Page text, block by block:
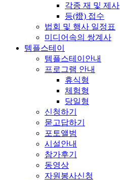
각종 재 및 제사
등(燈) 접수
법회 및 행사 일정표
미디어속의 쌍계사
템플스테이
템플스테이안내
프로그램 안내
휴식형
체험형
당일형
신청하기
묻고답하기
포토앨범
시설안내
참가후기
동영상
자원봉사신청